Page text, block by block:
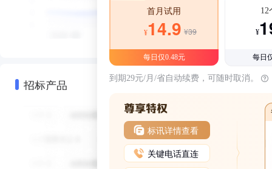
招标产品
首月试用
¥14.9 ¥39
每日仅0.48元
12
¥
每日
到期29元/月/省自动续费，可随时取消。
标讯详情查看
关键电话直连